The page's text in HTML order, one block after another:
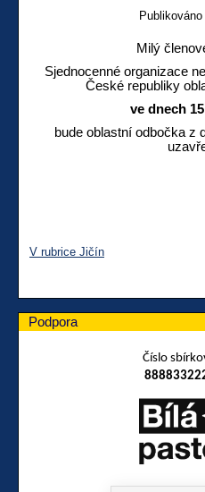
Milý
Sjednocenné organizace
České republiky
ve dnech
bude oblastní odbočka z
V rubrice Jičín
Podpora
Číslo